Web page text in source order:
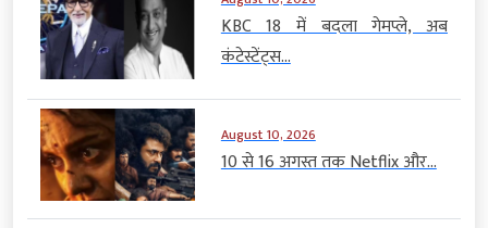
KBC 18 में बदला गेमप्ले, अब
कंटेस्टेंट्स...
August 10, 2026
10 से 16 अगस्त तक Netflix और...